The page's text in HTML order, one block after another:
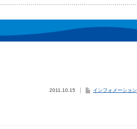
2011.10.15 インフォメーション